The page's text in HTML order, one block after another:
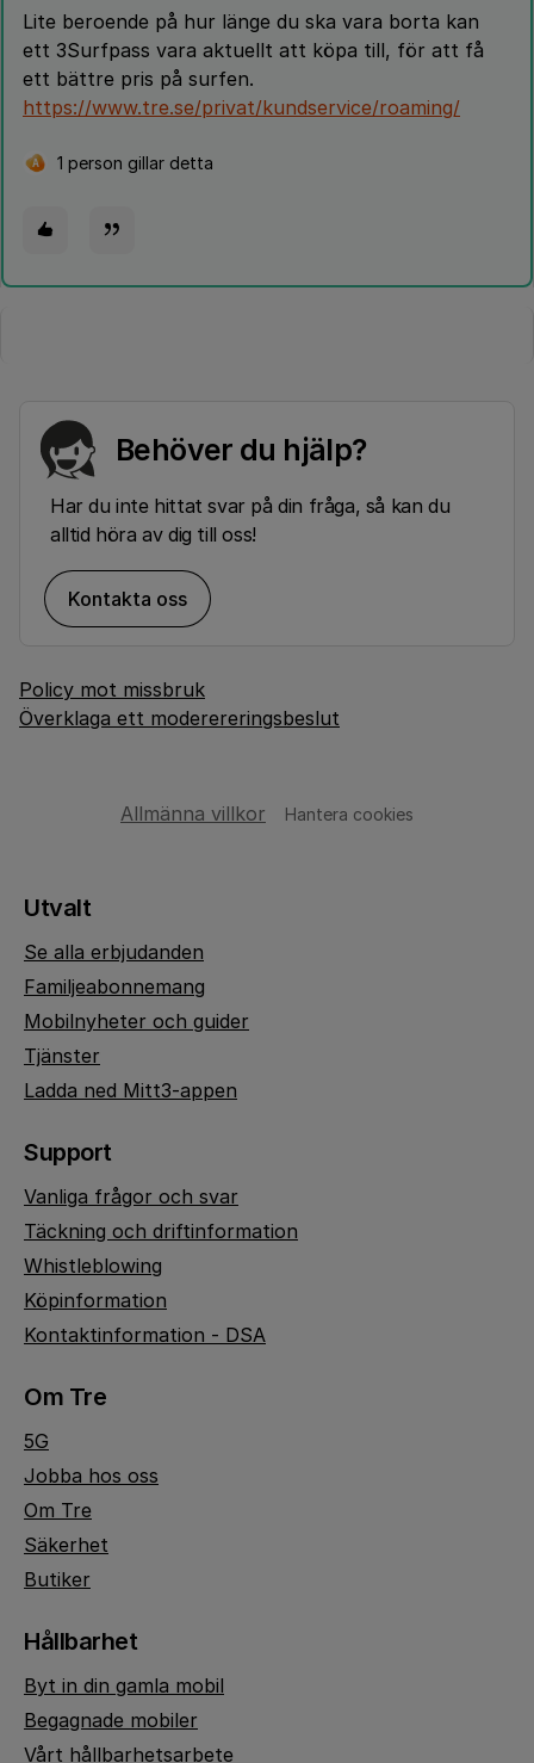
Lite beroende på hur länge du ska vara borta kan
ett 3Surfpass vara aktuellt att köpa till, för att få
ett bättre pris på surfen.
https://www.tre.se/privat/kundservice/roaming/
A 1 person gillar detta
Behöver du hjälp?
Har du inte hittat svar på din fråga, så kan du
alltid höra av dig till oss!
Kontakta oss
Policy mot missbruk
Överklaga ett moderereringsbeslut
Allmänna villkor Hantera cookies
Utvalt
Se alla erbjudanden
Familjeabonnemang
Mobilnyheter och guider
Tjänster
Ladda ned Mitt3-appen
Support
Vanliga frågor och svar
Täckning och driftinformation
Whistleblowing
Köpinformation
Kontaktinformation - DSA
Om Tre
5G
Jobba hos oss
Om Tre
Säkerhet
Butiker
Hållbarhet
Byt in din gamla mobil
Begagnade mobiler
Vårt hållbarhetsarbete